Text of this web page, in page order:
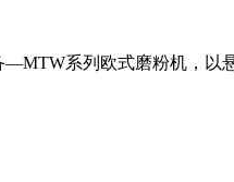
系列欧式磨粉机，以